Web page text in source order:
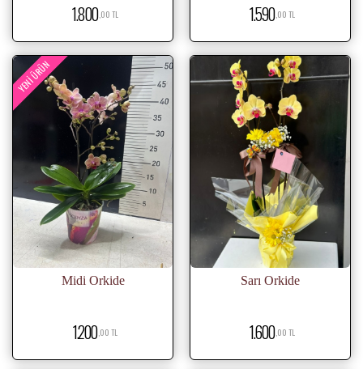
1.800,00 TL 1.590 ,00 TL
YENI ÜRÜN
Midi Orkide
1.200,00 TL
Sarı Orkide
1.600 ,00 TL